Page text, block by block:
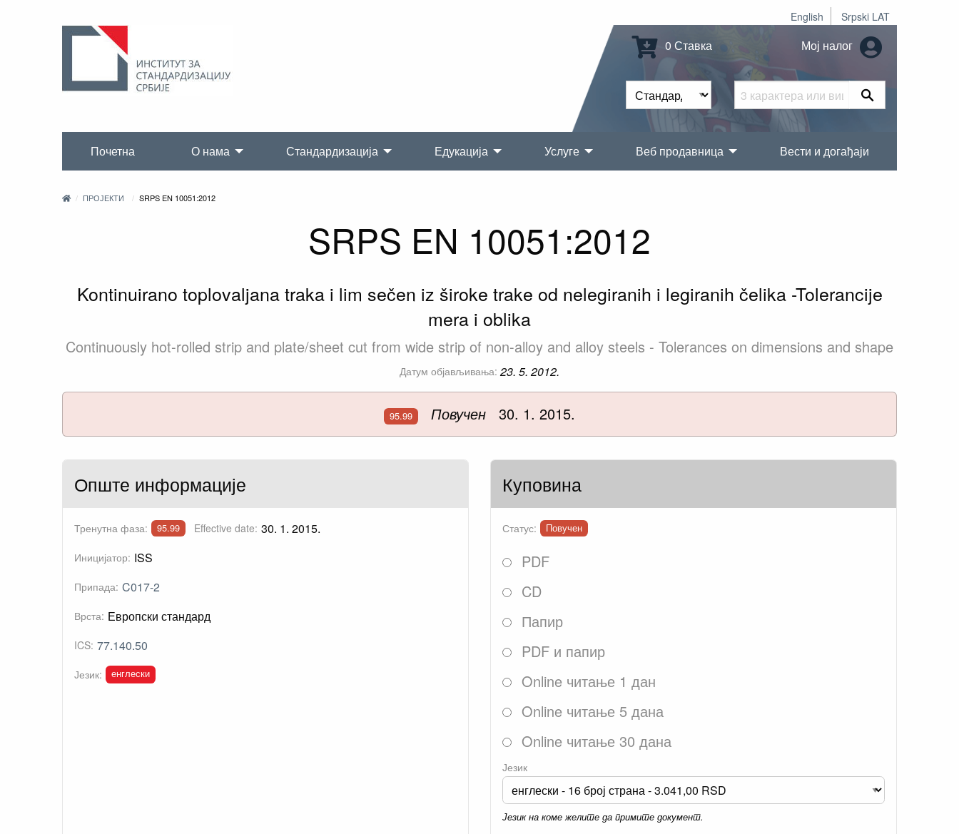
English Srpski LAT
0 Ставка Мој налог
Почетна О нама Стандардизација Едукација Услуге Веб продавница Вести и догађаји
ПРОЈЕКТИ SRPS EN 10051:2012
SRPS EN 10051:2012
Kontinuirano toplovaljana traka i lim sečen iz široke trake od nelegiranih i legiranih čelika -Tolerancije
mera i oblika
Continuously hot-rolled strip and plate/sheet cut from wide strip of non-alloy and alloy steels - Tolerances on dimensions and shape
Датум објављивања: 23. 5. 2012.
95.99 Повучен 30. 1. 2015.
Опште информације
Тренутна фаза: 95.99 Effective date: 30. 1. 2015.
Иницијатор: ISS
Припада: C017-2
Врста: Европски стандард
ICS: 77.140.50
Језик: енглески
Куповина
Статус: Повучен
PDF
CD
Папир
PDF и папир
Online читање 1 дан
Online читање 5 дана
Online читање 30 дана
Језик
Језик на коме желите да примите документ.